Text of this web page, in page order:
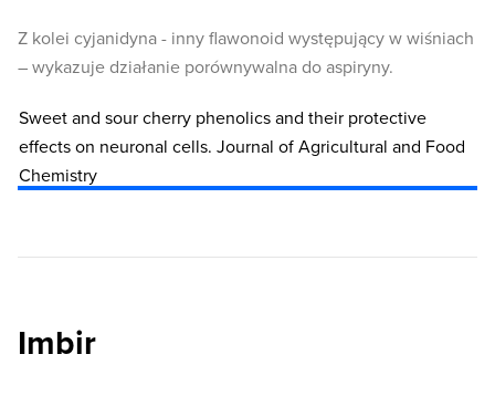
Z kolei cyjanidyna - inny flawonoid występujący w wiśniach
– wykazuje działanie porównywalna do aspiryny.
Sweet and sour cherry phenolics and their protective
effects on neuronal cells. Journal of Agricultural and Food
Chemistry
Imbir